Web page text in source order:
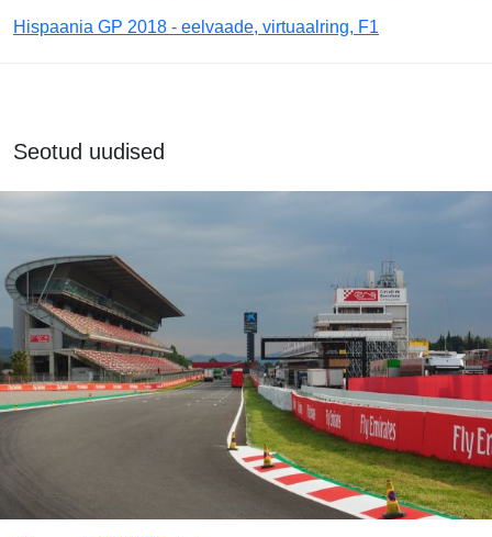
Hispaania GP 2018 - eelvaade, virtuaalring, F1
Seotud uudised